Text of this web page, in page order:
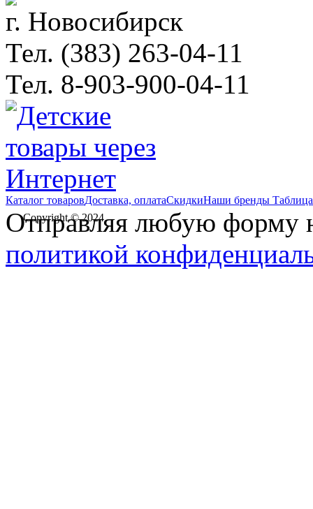
г. Новосибирск
Тел. (383) 263-04-11
Тел. 8-903-900-04-11
Каталог товаровДоставка, оплатаСкидкиНаши бренды
Copyright © 2024
Отправляя любую форму
политикой